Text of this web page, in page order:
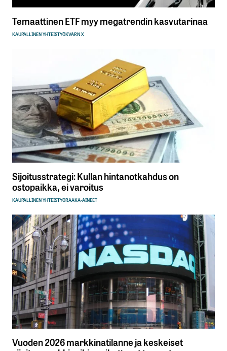
Temaattinen ETF myy megatrendin kasvutarinaa
KAUPALLINEN YHTEISTYÖKVARN X
Sijoitusstrategi: Kullan hintanotkahdus on
ostopaikka, ei varoitus
KAUPALLINEN YHTEISTYÖRAAKA-AINEET
Vuoden 2026 markkinatilanne ja keskeiset